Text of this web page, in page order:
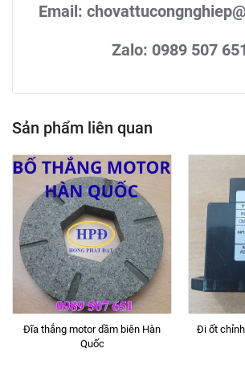
Email:
Zalo: 0989 507 651
Sản phẩm liên quan
Đĩa thắng motor dầm biên Hàn
Quốc
Đi ốt